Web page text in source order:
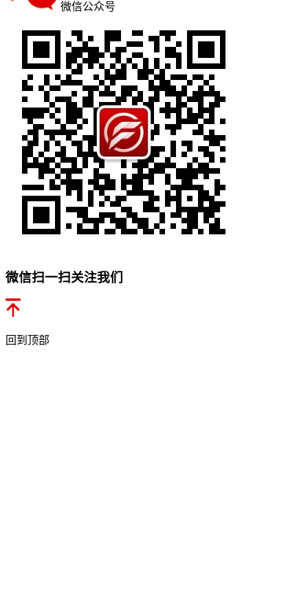
微信公众号
微信扫一扫关注我们
回到顶部